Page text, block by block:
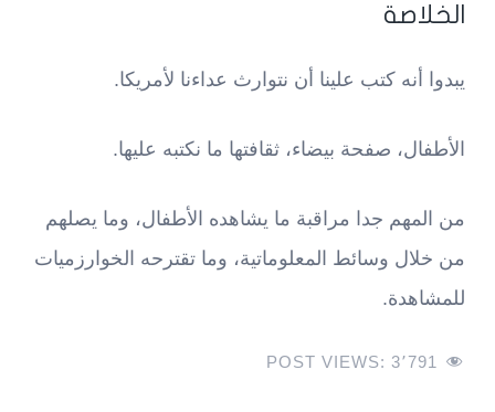
الخلاصة
يبدوا أنه كتب علينا أن نتوارث عداءنا لأمريكا.
الأطفال، صفحة بيضاء، ثقافتها ما نكتبه عليها.
من المهم جدا مراقبة ما يشاهده الأطفال، وما يصلهم
من خلال وسائط المعلوماتية، وما تقترحه الخوارزميات
للمشاهدة.
POST VIEWS: 3٬791